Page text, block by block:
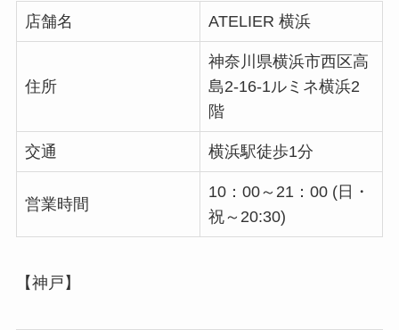
店舗名 ATELIER 横浜
住所
神奈川県横浜市西区高
島2-16-1ルミネ横浜2
階
交通 横浜駅徒歩1分
営業時間
10：00～21：00 (日・
祝～20:30)
【神戸】